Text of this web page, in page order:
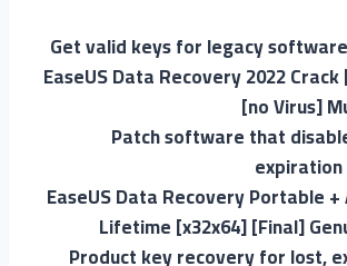
Get valid keys for legacy
EaseUS Data Recovery 2022
[no Virus]
Patch software that
EaseUS Data Recovery Portable
Lifetime [x32x64] [Final]
Product key recovery for lost,